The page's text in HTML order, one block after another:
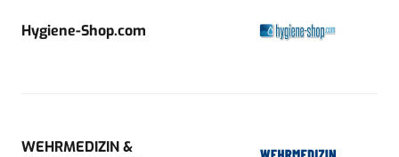
Hygiene-Shop.com
WEHRMEDIZIN &